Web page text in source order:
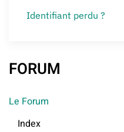
Identifiant perdu ?
FORUM
Le Forum
Index